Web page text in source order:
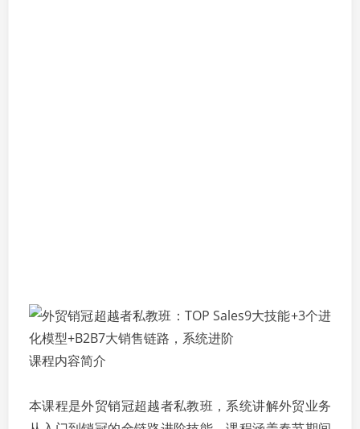
课程内容简介
本课程是外贸销冠超越者私教班，系统讲解外贸业务